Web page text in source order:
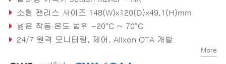
소형 팬리스 사이즈 148(W)x120(D)x49.1(H)mm
넒은 작동 온도 범위 -20°C ~ 70°C
24/7 원격 모니터링, 제어, Allxon OTA 개발
More